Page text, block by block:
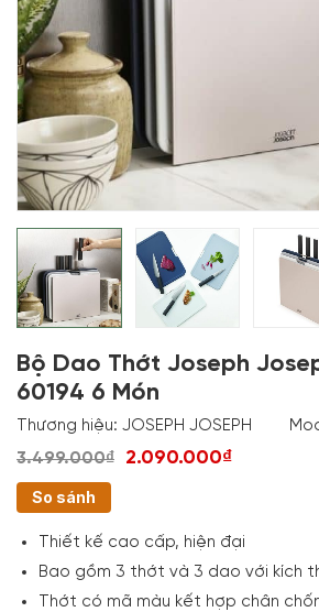
Bộ Dao Thớt Joseph
60194 6 Món
Thương hiệu: JOSEPH JOSEPH
3.499.000₫ 2.090.000₫
So sánh
Thiết kế cao cấp, hiện đại
Bao gồm 3 thớt và 3 dao với kích
Thớt có mã màu kết hợp chân